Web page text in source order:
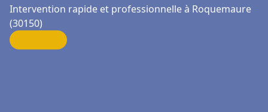
Intervention rapide et professionnelle à Roquemaure
(30150)